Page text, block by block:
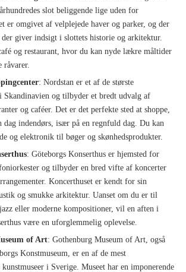
slot beliggende lige uden for
er omgivet af velplejede haver og parker, og der
giver indsigt i slottets historie og arkitektur.
og restaurant, hvor du kan nyde lækre måltider
råvarer.
: Nordstan er et af de største
Skandinavien og tilbyder et bredt udvalg af
og caféer. Det er det perfekte sted at shoppe,
dag indendørs, især på en regnfuld dag. Du kan
og elektronik til bøger og skønhedsprodukter.
: Göteborgs Konserthus er hjemsted for
og tilbyder en bred vifte af koncerter
Koncerthuset er kendt for sin
og smukke arkitektur. Uanset om du er til
eller moderne kompositioner, vil en aften i
være en uforglemmelig oplevelse.
of Art: Gothenburg Museum of Art, også
Konstmuseum, er en af de mest
i Sverige. Museet har en imponerende